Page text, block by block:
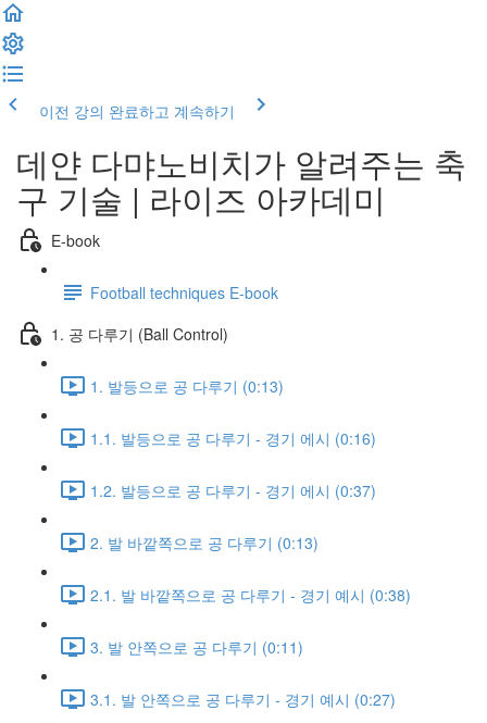
이전 강의 완료하고 계속하기
데얀 다먀노비치가 알려주는 축
구 기술 | 라이즈 아카데미
E-book
Football techniques E-book
1. 공 다루기 (Ball Control)
1. 발등으로 공 다루기 (0:13)
1.1. 발등으로 공 다루기 - 경기 에시 (0:16)
1.2. 발등으로 공 다루기 - 경기 에시 (0:37)
2. 발 바깥쪽으로 공 다루기 (0:13)
2.1. 발 바깥쪽으로 공 다루기 - 경기 예시 (0:38)
3. 발 안쪽으로 공 다루기 (0:11)
3.1. 발 안쪽으로 공 다루기 - 경기 예시 (0:27)